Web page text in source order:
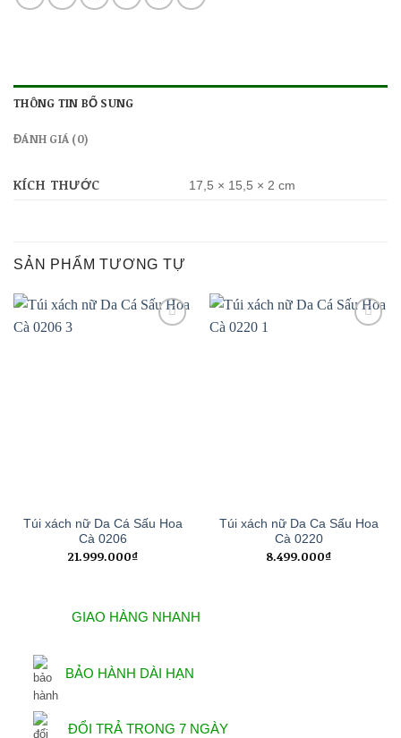
THÔNG TIN BỔ SUNG
ĐÁNH GIÁ (0)
KÍCH THƯỚC 17,5 × 15,5 × 2 cm
SẢN PHẨM TƯƠNG TỰ
Túi xách nữ Da Cá Sấu Hoa
Cà 0206
21.999.000₫
Túi xách nữ Da Ca Sấu Hoa
Cà 0220
8.499.000₫
GIAO HÀNG NHANH
BẢO HÀNH DÀI HẠN
ĐỔI TRẢ TRONG 7 NGÀY